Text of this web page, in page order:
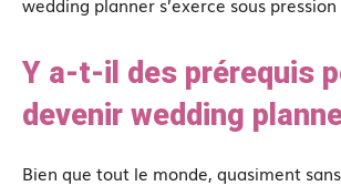
Y a-t-il des prérequis
devenir wedding
Bien que tout le monde, quasiment